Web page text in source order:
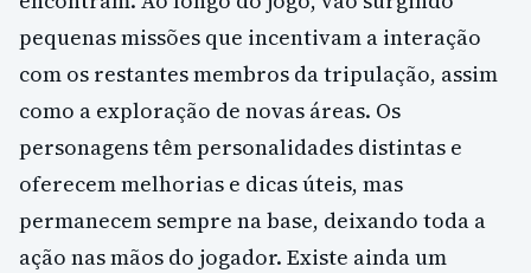
pequenas missões que incentivam a interação
com os restantes membros da tripulação, assim
como a exploração de novas áreas. Os
personagens têm personalidades distintas e
oferecem melhorias e dicas úteis, mas
permanecem sempre na base, deixando toda a
ação nas mãos do jogador. Existe ainda um